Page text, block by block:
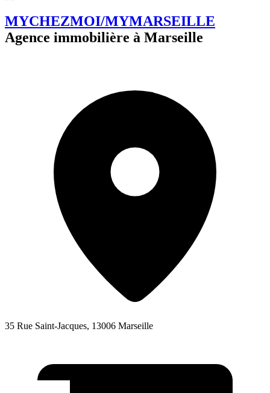
MYCHEZMOI/MYMARSEILLE
Agence immobilière à Marseille
35 Rue Saint-Jacques, 13006 Marseille